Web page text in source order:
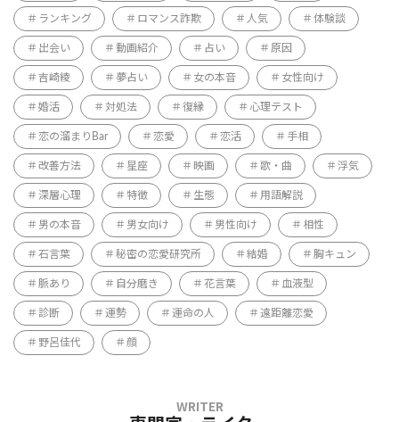
ランキング ロマンス詐欺 人気 体験談
出会い 動画紹介 占い 原因
吉崎綾 夢占い 女の本音 女性向け
婚活 対処法 復縁 心理テスト
恋の溜まりBar 恋愛 恋活 手相
改善方法 星座 映画 歌・曲 浮気
深層心理 特徴 生態 用語解説
男の本音 男女向け 男性向け 相性
石言葉 秘密の恋愛研究所 結婚 胸キュン
脈あり 自分磨き 花言葉 血液型
診断 運勢 運命の人 遠距離恋愛
野呂佳代 顔